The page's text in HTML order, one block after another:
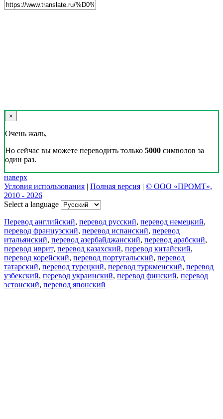
×
Очень жаль,
Но сейчас вы можете переводить только 5000 символов за
один раз.
наверх
Условия использования
Полная версия
© ООО «ПРОМТ»,
2010 - 2026
Select a language
Перевод английский, перевод русский, перевод немецкий,
перевод французский, перевод испанский, перевод
итальянский, перевод азербайджанский, перевод арабский,
перевод иврит, перевод казахский, перевод китайский,
перевод корейский, перевод португальский, перевод
татарский, перевод турецкий, перевод туркменский, перевод
узбекский, перевод украинский, перевод финский, перевод
эстонский, перевод японский